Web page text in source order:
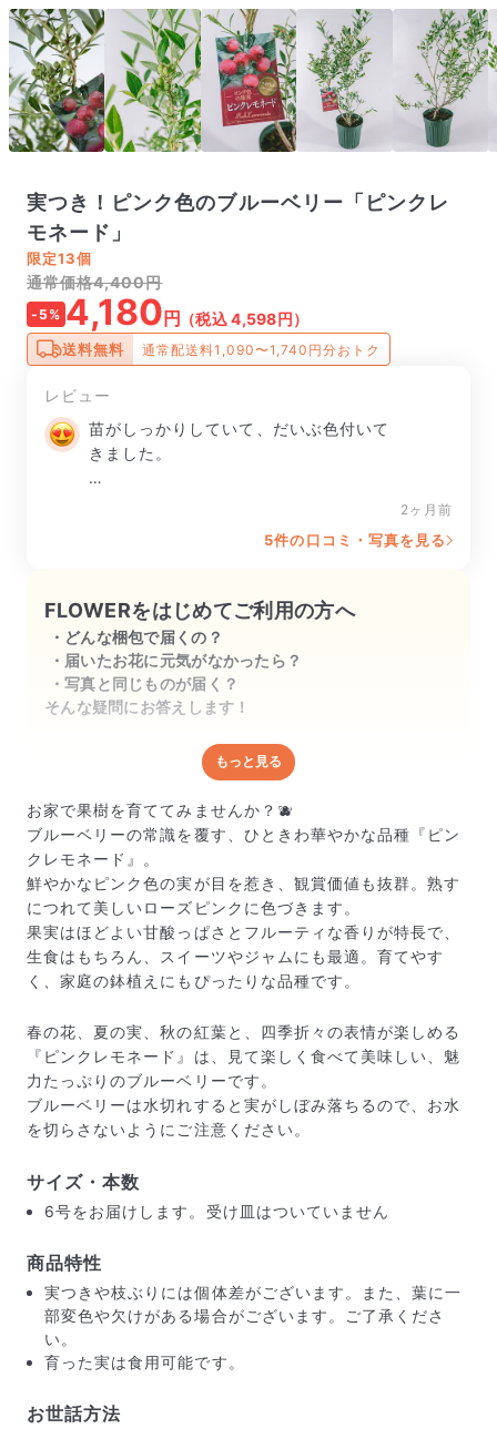
実つき！ピンク色のブルーベリー「ピンクレ
モネード」
限定13個
通常価格4,400円
-5% 4,180 円 （税込 4,598円）
送料無料 通常配送料1,090〜1,740円分おトク
レビュー
苗がしっかりしていて、だいぶ色付いて
きました。
楽しみで毎日見ています。
2ヶ月前
5件の口コミ・写真を見る
FLOWERをはじめてご利用の方へ
どんな梱包で届くの？
届いたお花に元気がなかったら？
写真と同じものが届く？
そんな疑問にお答えします！
どんな梱包で届くの？
出荷前に水揚げ（花が水を吸いやすくなる処理）を施
し、専用ボックスに丁寧に梱包してお届けしています。
きゅっとまとめられて一見窮屈そうに見えますが、輸送
中の衝撃による折れや擦れを軽減する効果があります。
届いたお花に元気がなかったら？
もっと見る
お家で果樹を育ててみませんか？🫐
ブルーベリーの常識を覆す、ひときわ華やかな品種『ピン
クレモネード』。
鮮やかなピンク色の実が目を惹き、観賞価値も抜群。熟す
につれて美しいローズピンクに色づきます。
果実はほどよい甘酸っぱさとフルーティな香りが特長で、
生食はもちろん、スイーツやジャムにも最適。育てやす
く、家庭の鉢植えにもぴったりな品種です。
春の花、夏の実、秋の紅葉と、四季折々の表情が楽しめる
『ピンクレモネード』は、見て楽しく食べて美味しい、魅
力たっぷりのブルーベリーです。
ブルーベリーは水切れすると実がしぼみ落ちるので、お水
を切らさないようにご注意ください。
サイズ・本数
6号をお届けします。受け皿はついていません
商品特性
実つきや枝ぶりには個体差がございます。また、葉に一
部変色や欠けがある場合がございます。ご了承くださ
い。
育った実は食用可能です。
お世話方法